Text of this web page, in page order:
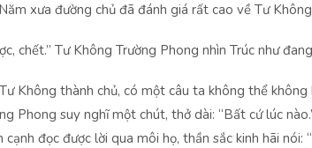
xưa đường chủ đã đánh giá rất cao về Tư
chết.” Tư Không Trường Phong nhìn Trúc như
Không thành chủ, có một câu ta không thể
Phong suy nghĩ một chút, thở dài: “Bất cứ lúc
đọc được lời qua môi họ, thần sắc kinh hãi nói: